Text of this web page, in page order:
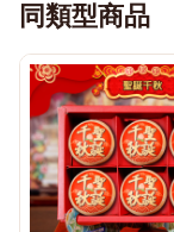
同類型商品